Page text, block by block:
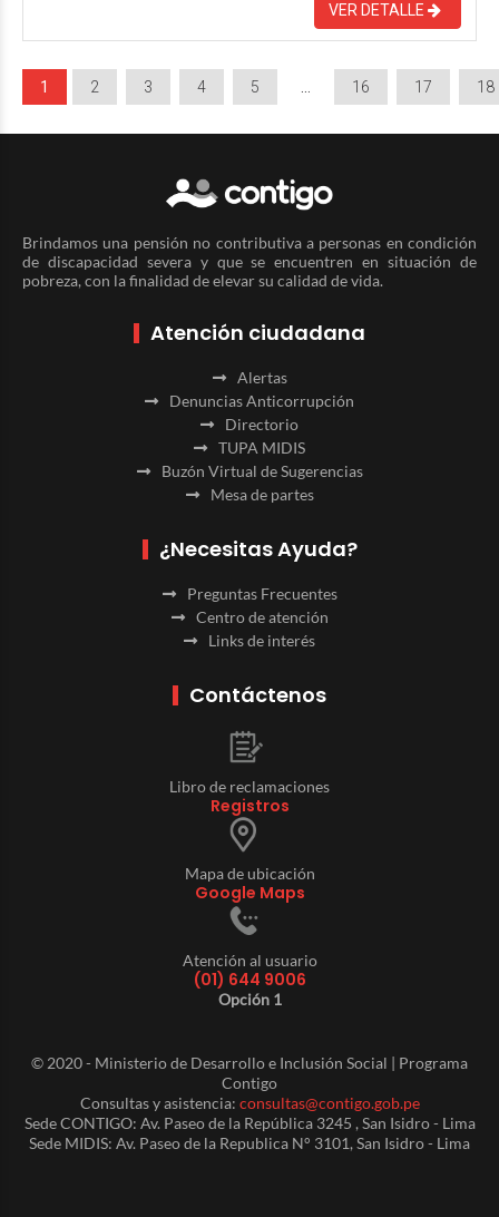
VER DETALLE
1 2 3 4 5 16 17 18
Brindamos una pensión no contributiva a personas en condición
de discapacidad severa y que se encuentren en situación de
pobreza, con la finalidad de elevar su calidad de vida.
Atención ciudadana
Alertas
Denuncias Anticorrupción
Directorio
TUPA MIDIS
Buzón Virtual de Sugerencias
Mesa de partes
¿Necesitas Ayuda?
Preguntas Frecuentes
Centro de atención
Links de interés
Contáctenos
Libro de reclamaciones
Registros
Mapa de ubicación
Google Maps
Atención al usuario
(01) 644 9006
Opción 1
© 2020 - Ministerio de Desarrollo e Inclusión Social | Programa
Contigo
Consultas y asistencia: consultas@contigo.gob.pe
Sede CONTIGO: Av. Paseo de la República 3245 , San Isidro - Lima
Sede MIDIS: Av. Paseo de la Republica N° 3101, San Isidro - Lima